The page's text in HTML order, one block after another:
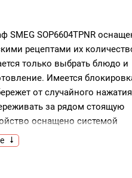
SMEG SOP6604TPNR
рецептами их
только выбрать блюдо и
Имеется
от случайного
за рядом стоящую
оснащено системой